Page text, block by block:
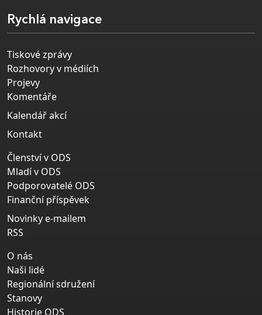
Rychlá navigace
Tiskové zprávy
Rozhovory v médiích
Projevy
Komentáře
Kalendář akcí
Kontakt
Členství v ODS
Mladí v ODS
Podporovatelé ODS
Finanční příspěvek
Novinky e-mailem
RSS
O nás
Naši lidé
Regionální sdružení
Stanovy
Historie ODS